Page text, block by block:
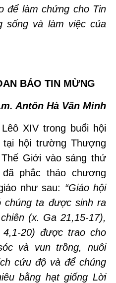
để làm chứng cho Tin
sống và làm việc của
BÁO TIN MỪNG
Antôn Hà Văn Minh
XIV trong buổi hội
hội trường Thượng
Giới vào sáng thứ
phắc thảo chương
như sau: “Giáo hội
chúng ta được sinh ra
(x. Ga 21,15-17),
20) được trao cho
và vun trồng, nuôi
cứu độ và để chúng
bằng hạt giống Lời